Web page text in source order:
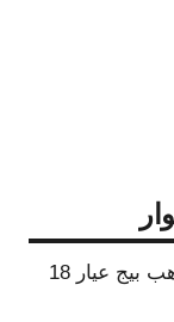
النمط المضرب، إصدار بحجم صغير، ذهب بيج عيار 18